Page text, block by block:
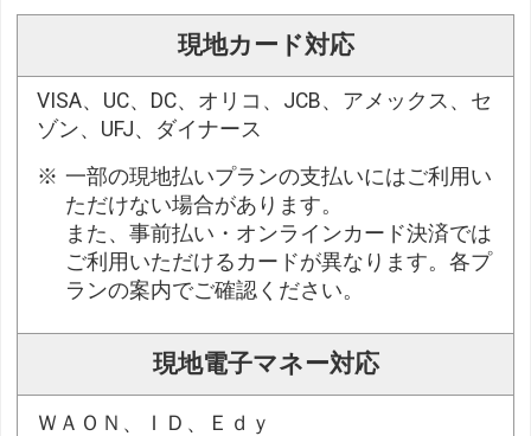
現地カード対応
VISA、UC、DC、オリコ、JCB、アメックス、セ
ゾン、UFJ、ダイナース
一部の現地払いプランの支払いにはご利用い
ただけない場合があります。
また、事前払い・オンラインカード決済では
ご利用いただけるカードが異なります。各プ
ランの案内でご確認ください。
現地電子マネー対応
ＷＡＯＮ、ＩＤ、Ｅｄｙ